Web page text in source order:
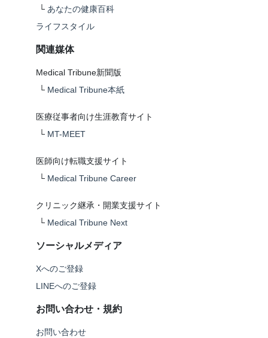
└ あなたの健康百科
ライフスタイル
関連媒体
Medical Tribune新聞版
└ Medical Tribune本紙
医療従事者向け生涯教育サイト
└ MT-MEET
医師向け転職支援サイト
└ Medical Tribune Career
クリニック継承・開業支援サイト
└ Medical Tribune Next
ソーシャルメディア
Xへのご登録
LINEへのご登録
お問い合わせ・規約
お問い合わせ